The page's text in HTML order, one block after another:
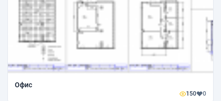
Офис
150 0